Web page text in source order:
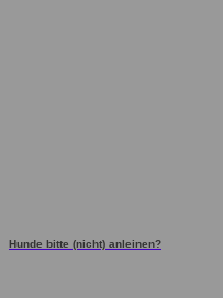
Hunde bitte (nicht) anleinen?